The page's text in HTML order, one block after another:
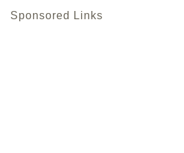
Sponsored Links